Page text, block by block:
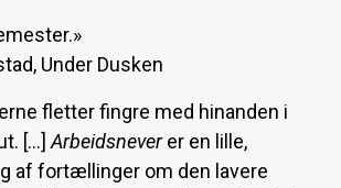
Under Dusken
fletter fingre med hinanden i
[...] Arbeidsneverer en lille,
af fortællinger om den lavere